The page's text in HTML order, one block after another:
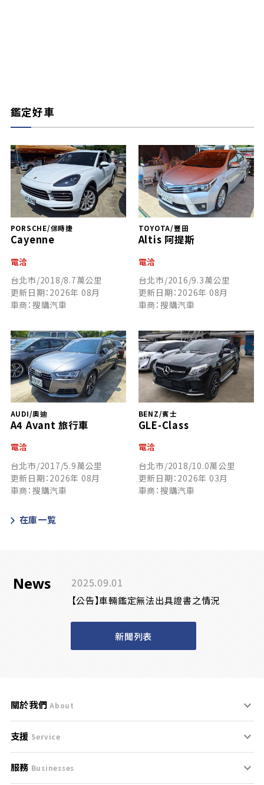
鑑定好車
PORSCHE/保時捷
Cayenne
電洽
台北市/2018/8.7萬公里
更新日期：2026年 08月
車商：搜購汽車
TOYOTA/豐田
Altis 阿提斯
電洽
台北市/2016/9.3萬公里
更新日期：2026年 08月
車商：搜購汽車
AUDI/奧迪
A4 Avant 旅行車
電洽
台北市/2017/5.9萬公里
更新日期：2026年 08月
車商：搜購汽車
BENZ/賓士
GLE-Class
電洽
台北市/2018/10.0萬公里
更新日期：2026年 03月
車商：搜購汽車
在庫一覧
News 2025.09.01
【公告】車輛鑑定無法出具證書之情況
新聞列表
關於我們 About
刊登規範
服務條款
支援 Service
支援中心
服務 Businesses